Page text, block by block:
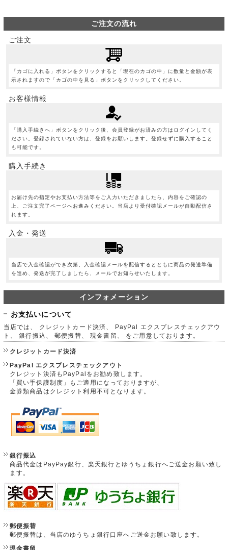
ご注文の流れ
ご注文
「カゴに入れる」ボタンをクリックすると「現在のカゴの中」に数量と金額が表
示されますので「カゴの中を見る」ボタンをクリックしてください。
お客様情報
「購入手続きへ」ボタンをクリック後、会員登録がお済みの方はログインしてく
ださい。登録されていない方は、登録をお願いします。登録せずに購入すること
も可能です。
購入手続き
お届け先の指定やお支払い方法等をご入力いただきましたら、内容をご確認の
上、ご注文完了ページへお進みください。当店より受付確認メールが自動配信さ
れます。
入金・発送
当店で入金確認ができ次第、入金確認メールを配信するとともに商品の発送準備
を進め、発送が完了しましたら、メールでお知らせいたします。
インフォメーション
お支払いについて
当店では、 クレジットカード決済、 PayPal エクスプレスチェックアウ
ト、 銀行振込、 郵便振替、 現金書留、 をご用意しております。
クレジットカード決済
PayPal エクスプレスチェックアウト
クレジット決済もPayPalをお勧め致します。
「買い手保護制度」もご適用になっておりますが、
金券類商品はクレジット利用不可となります。
銀行振込
商品代金はPayPay銀行、楽天銀行とゆうちょ銀行へご送金お願い致し
ます。
郵便振替
郵便振替は、当店のゆうちょ銀行口座へご送金お願い致します。
現金書留